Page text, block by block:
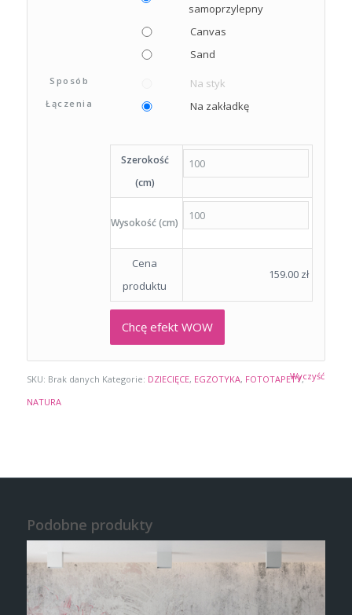
samoprzylepny
Canvas
Sand
Sposób
Łączenia
Na styk
Na zakładkę
Wyczyść
Szerokość
(cm)
Wysokość (cm)
Cena
produktu
159.00 zł
Chcę efekt WOW
SKU: Brak danych Kategorie: DZIECIĘCE, EGZOTYKA, FOTOTAPETY,
NATURA
Podobne produkty